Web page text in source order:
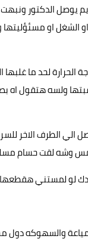
يوصل الدكتور
الشغل او
لحد ما
ولسه هتقول
الي الطرف الاخر
وشه لقت حسام
لو لمستني هقطعها
والسهوكه دول